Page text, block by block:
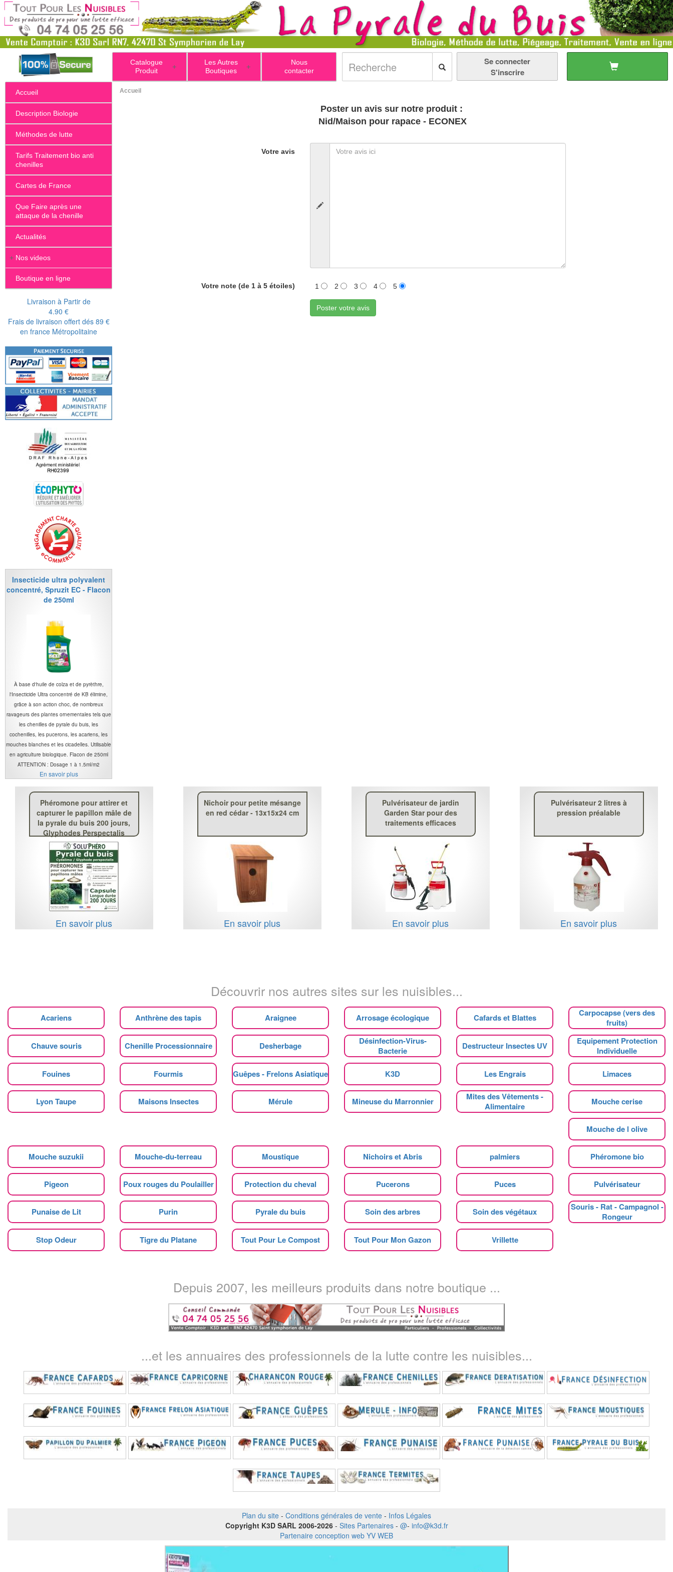
+
Catalogue
Produit
+
Les Autres
Boutiques
Nous
contacter
Se connecter
S'inscrire
Accueil
Description Biologie
Méthodes de lutte
Tarifs Traitement bio anti
chenilles
Cartes de France
Que Faire après une
attaque de la chenille
Actualités
+ Nos videos
Boutique en ligne
Livraison à Partir de
4.90 €
Frais de livraison offert dés 89 €
en france Métropolitaine
Insecticide ultra polyvalent
concentré, Spruzit EC - Flacon
de 250ml
À base d'huile de colza et de pyrèthre,
l'Insecticide Ultra concentré de KB élimine,
grâce à son action choc, de nombreux
ravageurs des plantes ornementales tels que
les chenilles de pyrale du buis, les
cochenilles, les pucerons, les acariens, les
mouches blanches et les cicadelles. Utilisable
en agriculture biologique. Flacon de 250ml
ATTENTION : Dosage 1 à 1.5ml/m2
En savoir plus
Accueil
Poster un avis sur notre produit :
Nid/Maison pour rapace - ECONEX
Votre avis
Votre note (de 1 à 5 étoiles) 1 2 3 4 5
Poster votre avis
Phéromone pour attirer et
capturer le papillon mâle de
la pyrale du buis 200 jours,
Glyphodes Perspectalis
En savoir plus
Nichoir pour petite mésange
en red cédar - 13x15x24 cm
En savoir plus
Pulvérisateur de jardin
Garden Star pour des
traitements efficaces
En savoir plus
Pulvérisateur 2 litres à
pression préalable
En savoir plus
Découvrir nos autres sites sur les nuisibles...
Acariens Anthrène des tapis Araignee Arrosage écologique Cafards et Blattes
Carpocapse (vers des
fruits)
Chauve souris Chenille Processionnaire Desherbage
Désinfection-Virus-
Bacterie
Destructeur Insectes UV
Equipement Protection
Individuelle
Fouines Fourmis Guêpes - Frelons Asiatique K3D Les Engrais Limaces
Lyon Taupe Maisons Insectes Mérule Mineuse du Marronnier
Mites des Vêtements -
Alimentaire
Mouche cerise
Mouche de l olive
Mouche suzukii Mouche-du-terreau Moustique Nichoirs et Abris palmiers Phéromone bio
Pigeon Poux rouges du Poulailler Protection du cheval Pucerons Puces Pulvérisateur
Punaise de Lit Purin Pyrale du buis Soin des arbres Soin des végétaux
Souris - Rat - Campagnol -
Rongeur
Stop Odeur Tigre du Platane Tout Pour Le Compost Tout Pour Mon Gazon Vrillette
Depuis 2007, les meilleurs produits dans notre boutique ...
...et les annuaires des professionnels de la lutte contre les nuisibles...
Plan du site - Conditions générales de vente - Infos Légales
Copyright K3D SARL 2006-2026 - Sites Partenaires- @- info@k3d.fr
Partenaire conception web YV WEB